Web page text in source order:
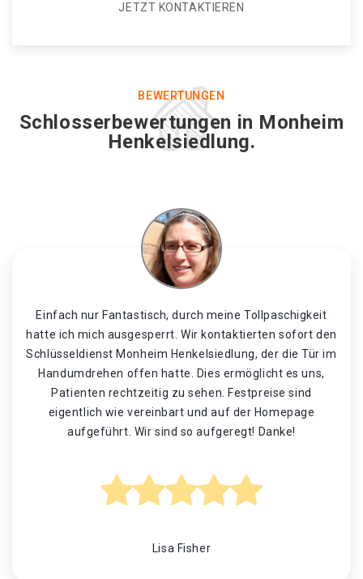
JETZT KONTAKTIEREN
BEWERTUNGEN
Schlosserbewertungen in Monheim
Henkelsiedlung.
Einfach nur Fantastisch, durch meine Tollpaschigkeit
hatte ich mich ausgesperrt. Wir kontaktierten sofort den
Schlüsseldienst Monheim Henkelsiedlung, der die Tür im
Handumdrehen offen hatte. Dies ermöglicht es uns,
Patienten rechtzeitig zu sehen. Festpreise sind
eigentlich wie vereinbart und auf der Homepage
aufgeführt. Wir sind so aufgeregt! Danke!
Lisa Fisher